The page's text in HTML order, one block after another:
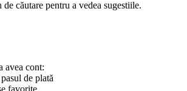
căutare pentru a vedea sugestiile.
avea cont:
de plată
favorite